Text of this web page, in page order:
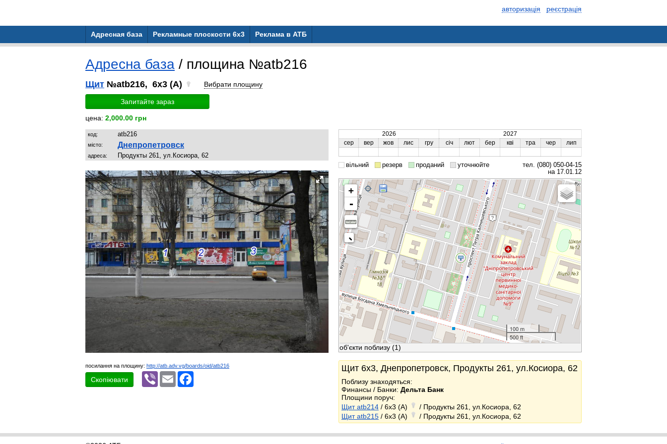
авторизація реєстрація
Адресная база Рекламные плоскости 6x3 Реклама в АТБ
Адресна база / площина №atb216
Щит №atb216, 6x3 (A) Вибрати площину
Запитайте зараз
цена: 2,000.00 грн
код: atb216
місто: Днепропетровск
адреса: Продукты 261, ул.Косиора, 62
посилання на площину: http://atb.adv.vg/boards/oid/atb216
Скопіювати
Viber Email
2026
2027
сер
вер жов лис гру січ лют бер кві тра чер лип
вільний резерв проданий уточнюйте
тел. (080) 050-04-15
на 17.01.12
+
-
100 m
500 ft
об'єкти поблизу (1)
Щит 6x3, Днепропетровск, Продукты 261, ул.Косиора, 62
Поблизу знаходяться:
Финансы / Банки: Дельта Банк
Площини поруч:
Щит atb214 / 6x3 (A)
/ Продукты 261, ул.Косиора, 62
Щит atb215 / 6x3 (A) / Продукты 261, ул.Косиора, 62